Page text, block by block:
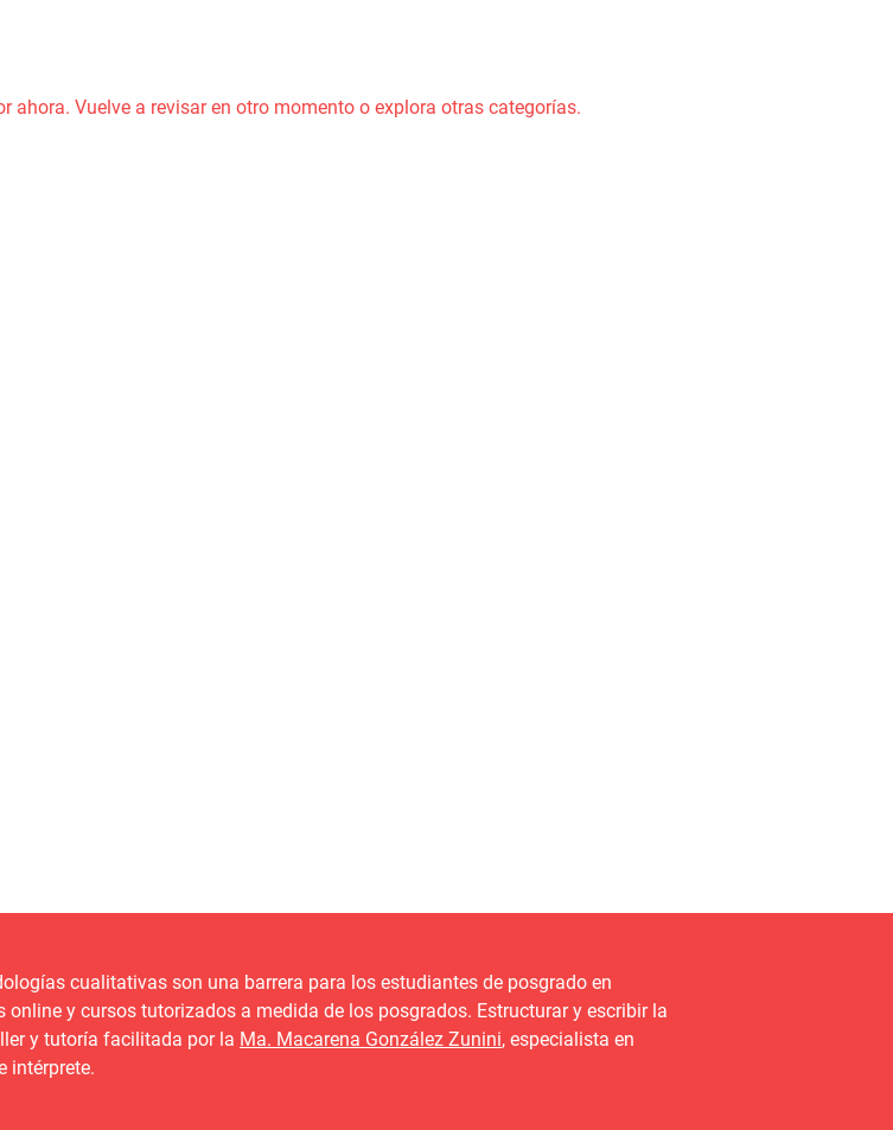
ahora. Vuelve a revisar en otro momento o explora otras categorías.
cualitativas son una barrera para los estudiantes de posgrado en
y cursos tutorizados a medida de los posgrados. Estructurar y escribir la
y tutoría facilitada por la Ma. Macarena González Zunini, especialista en
intérprete.